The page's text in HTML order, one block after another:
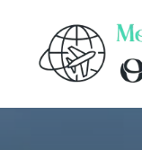
content